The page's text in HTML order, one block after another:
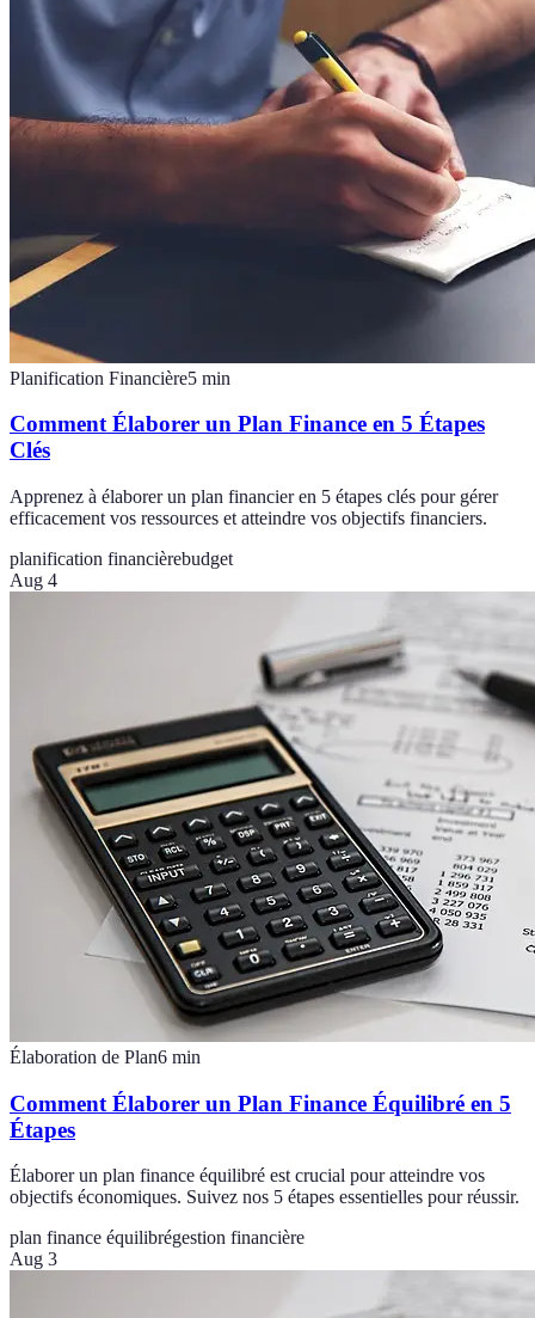
Planification Financière5 min
Comment Élaborer un Plan Finance en 5 Étapes
Clés
Apprenez à élaborer un plan financier en 5 étapes clés pour gérer
efficacement vos ressources et atteindre vos objectifs financiers.
planification financièrebudget
Aug 4
Élaboration de Plan6 min
Comment Élaborer un Plan Finance Équilibré en 5
Étapes
Élaborer un plan finance équilibré est crucial pour atteindre vos
objectifs économiques. Suivez nos 5 étapes essentielles pour réussir.
plan finance équilibrégestion financière
Aug 3